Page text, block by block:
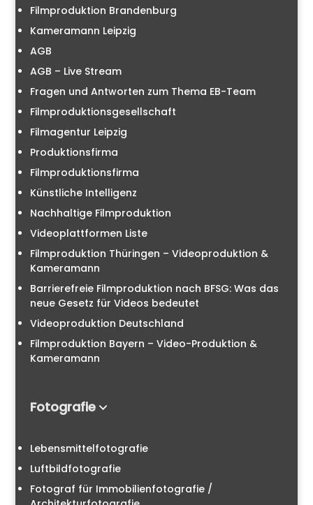
Filmproduktion Brandenburg
Kameramann Leipzig
AGB
AGB – Live Stream
Fragen und Antworten zum Thema EB-Team
Filmproduktionsgesellschaft
Filmagentur Leipzig
Produktionsfirma
Filmproduktionsfirma
Künstliche Intelligenz
Nachhaltige Filmproduktion
Videoplattformen Liste
Filmproduktion Thüringen – Videoproduktion &
Kameramann
Barrierefreie Filmproduktion nach BFSG: Was das
neue Gesetz für Videos bedeutet
Videoproduktion Deutschland
Filmproduktion Bayern – Video-Produktion &
Kameramann
Fotografie
Lebensmittelfotografie
Luftbildfotografie
Fotograf für Immobilienfotografie /